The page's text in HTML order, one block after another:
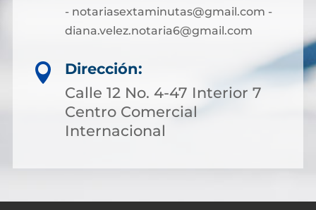
- notariasextaminutas@gmail.com -
diana.velez.notaria6@gmail.com

Dirección:
Calle 12 No. 4-47 Interior 7
Centro Comercial
Internacional